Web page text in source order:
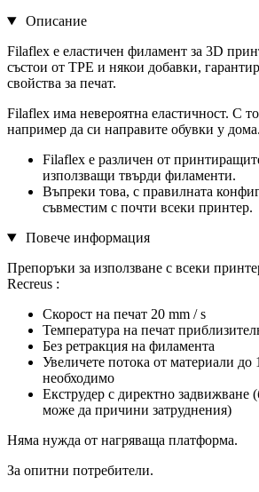
Описание
Filaflex е еластичен филамент за 3D
състои от ТРЕ и някои добавки,
свойства за печат.
Filaflex има невероятна еластичност. С
например да си направите обувки у дома.
Filaflex е различен от
използващи твърди филаменти.
Въпреки това, с правилната
съвместим с почти всеки принтер.
Повече информация
Препоръки за използване с всеки
Recreus :
Скорост на печат 20 mm / s
Температура на печат
Без ретракция на филамента
Увеличете потока от материали до
необходимо
Екструдер с директно задвижване
може да причини затруднения)
Няма нужда от нагряваща платформа.
За опитни потребители.